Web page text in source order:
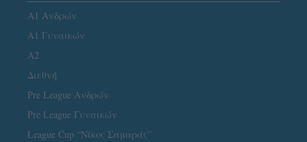
Α1 Ανδρών
Α1 Γυναικών
A2
Διεθνή
Pre League Ανδρών
Pre League Γυναικών
League Cup “Νίκος Σαμαράς”